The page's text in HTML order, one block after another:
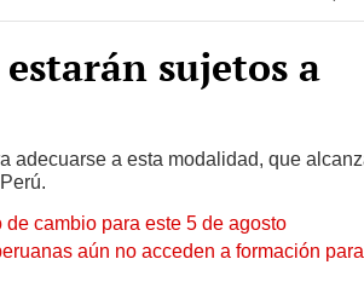
sujetos a
adecuarse a esta modalidad, que alcanza
cambio para este 5 de agosto
aún no acceden a formación para